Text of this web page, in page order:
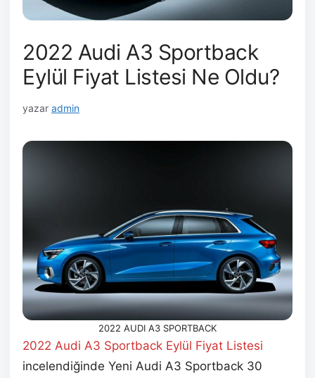
2022 Audi A3 Sportback
Eylül Fiyat Listesi Ne Oldu?
yazar admin
2022 AUDI A3 SPORTBACK
2022 Audi A3 Sportback Eylül Fiyat Listesi
incelendiğinde Yeni Audi A3 Sportback 30